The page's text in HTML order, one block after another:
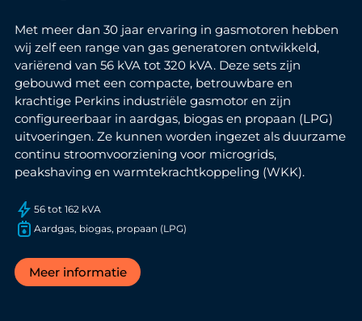
Met meer dan 30 jaar ervaring in gasmotoren hebben
wij zelf een range van gas generatoren ontwikkeld,
variërend van 56 kVA tot 320 kVA. Deze sets zijn
gebouwd met een compacte, betrouwbare en
krachtige Perkins industriële gasmotor en zijn
configureerbaar in aardgas, biogas en propaan (LPG)
uitvoeringen. Ze kunnen worden ingezet als duurzame
continu stroomvoorziening voor microgrids,
peakshaving en warmtekrachtkoppeling (WKK).
56 tot 162 kVA
Aardgas, biogas, propaan (LPG)
Meer informatie